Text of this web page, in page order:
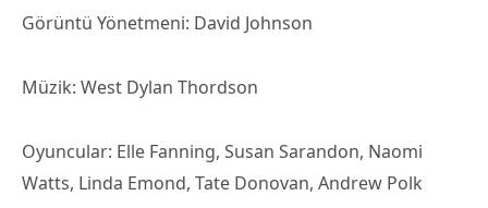
Görüntü Yönetmeni: David Johnson
Müzik: West Dylan Thordson
Oyuncular: Elle Fanning, Susan Sarandon, Naomi
Watts, Linda Emond, Tate Donovan, Andrew Polk